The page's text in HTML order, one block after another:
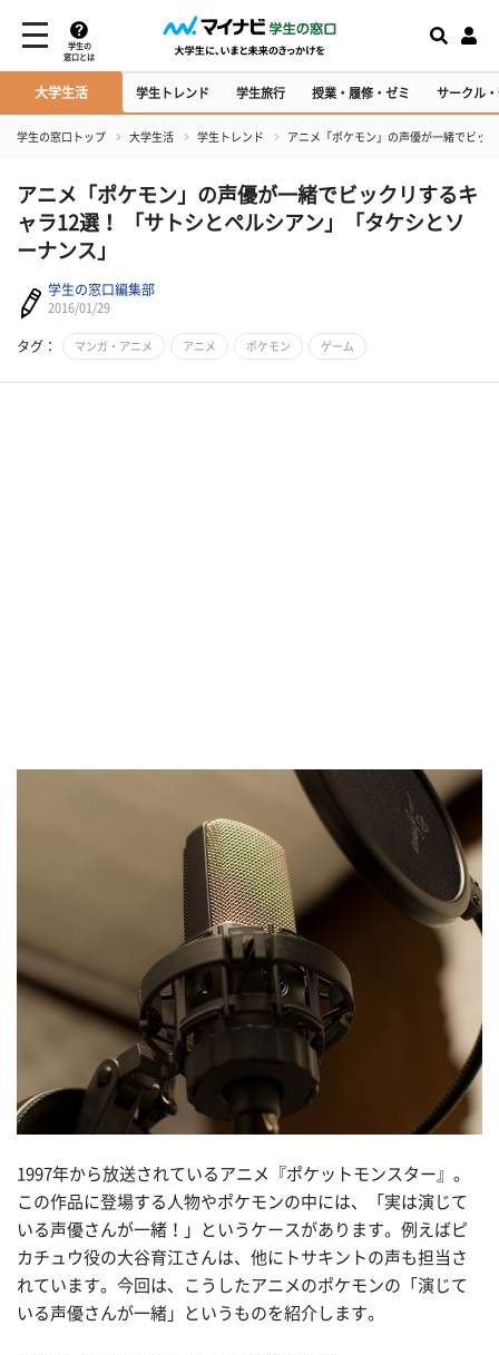
学生の
窓口とは
大学生活 学生トレンド 学生旅行 授業・履修・ゼミ サークル
学生の窓口トップ 大学生活 学生トレンド アニメ「ポケモン」の声優が一緒でビッ
アニメ「ポケモン」の声優が一緒でビックリするキ
ャラ12選！ 「サトシとペルシアン」「タケシとソ
ーナンス」
学生の窓口編集部
2016/01/29
タグ： マンガ・アニメ アニメ ポケモン ゲーム
1997年から放送されているアニメ『ポケットモンスター』。
この作品に登場する人物やポケモンの中には、「実は演じて
いる声優さんが一緒！」というケースがあります。例えばピ
カチュウ役の大谷育江さんは、他にトサキントの声も担当さ
れています。今回は、こうしたアニメのポケモンの「演じて
いる声優さんが一緒」というものを紹介します。